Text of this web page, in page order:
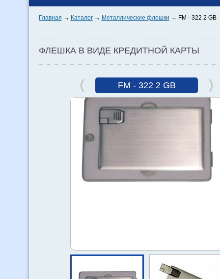
Главная Каталог Металлические флешки FM - 322 2 GB
ФЛЕШКА В ВИДЕ КРЕДИТНОЙ КАРТЫ
FM - 322 2 GB